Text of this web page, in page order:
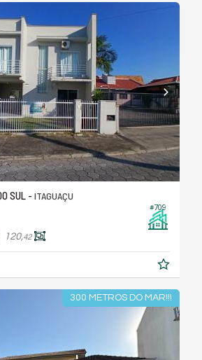
#709
SUL - ITAGUAÇU
120,42
300 METROS DO MAR!!!